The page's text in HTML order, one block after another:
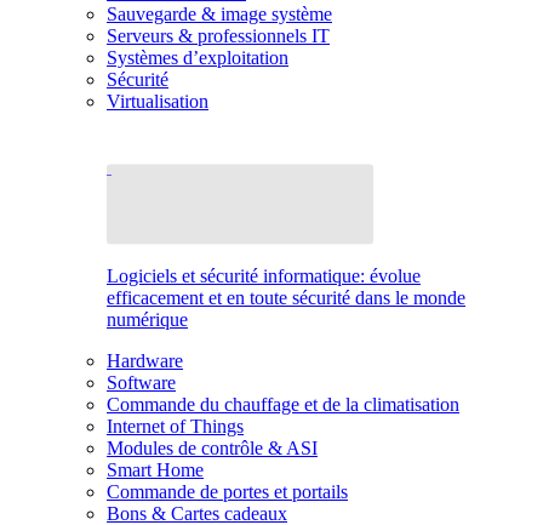
Sauvegarde & image système
Serveurs & professionnels IT
Systèmes d’exploitation
Sécurité
Virtualisation
Logiciels et sécurité informatique: évolue
efficacement et en toute sécurité dans le monde
numérique
Hardware
Software
Commande du chauffage et de la climatisation
Internet of Things
Modules de contrôle & ASI
Smart Home
Commande de portes et portails
Bons & Cartes cadeaux